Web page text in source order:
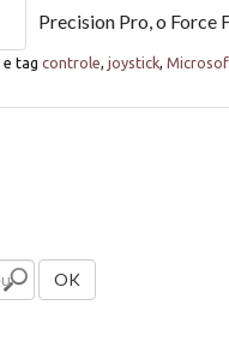
Precision Pro, o Force
e tag controle joystick,
OK